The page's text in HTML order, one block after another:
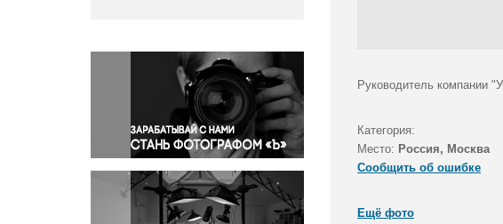
Окружающая среда
Политика
Правосудие
Происшествия и конфликты
Религия
Светская жизнь
Спорт
Экология
Руководитель компании
Категория:
Место: Россия, Москва
Сообщить об ошибке
Ещё фото